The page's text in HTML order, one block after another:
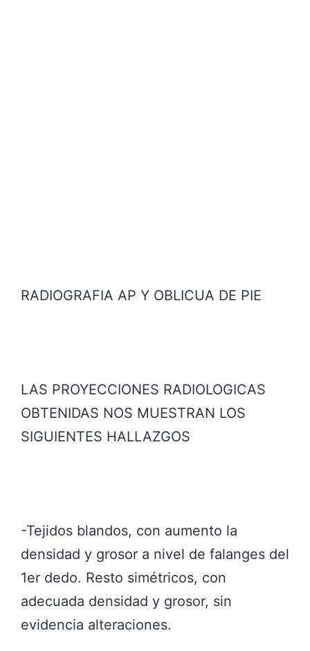
RADIOGRAFIA AP Y OBLICUA DE PIE
LAS PROYECCIONES RADIOLOGICAS
OBTENIDAS NOS MUESTRAN LOS
SIGUIENTES HALLAZGOS
-Tejidos blandos, con aumento la
densidad y grosor a nivel de falanges del
1er dedo. Resto simétricos, con
adecuada densidad y grosor, sin
evidencia alteraciones.